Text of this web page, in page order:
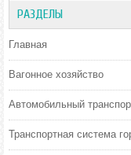
РАЗДЕЛЫ
Главная
Вагонное хозяйство
Автомобильный
Транспортная система